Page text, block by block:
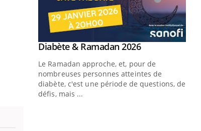
Youtube
Diabète & Ramadan 2026Youtube
Le Ramadan approche, et, pour de
nombreuses personnes atteintes de
diabète, c'est une période de questions, de
défis, mais ...